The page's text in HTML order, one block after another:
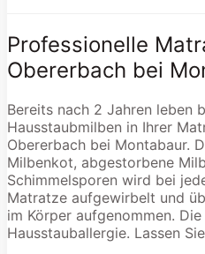
Professionelle
Obererbach bei
Bereits nach 2 Jahren leben
Hausstaubmilben in Ihrer
Obererbach bei Montabaur.
Milbenkot, abgestorbene
Schimmelsporen wird bei
Matratze aufgewirbelt und
im Körper aufgenommen.
Hausstauballergie. Lassen